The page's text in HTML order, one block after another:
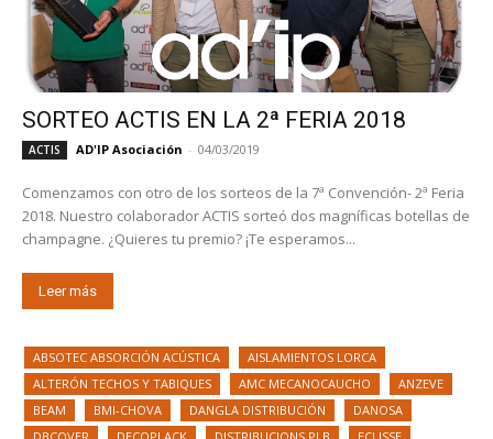
SORTEO ACTIS EN LA 2ª FERIA 2018
ACTIS AD'IP Asociación - 04/03/2019
Comenzamos con otro de los sorteos de la 7ª Convención- 2ª Feria
2018. Nuestro colaborador ACTIS sorteó dos magníficas botellas de
champagne. ¿Quieres tu premio? ¡Te esperamos...
Leer más
ABSOTEC ABSORCIÓN ACÚSTICA
AISLAMIENTOS LORCA
ALTERÓN TECHOS Y TABIQUES
AMC MECANOCAUCHO
ANZEVE
BEAM
BMI-CHOVA DANGLA DISTRIBUCIÓN
DANOSA